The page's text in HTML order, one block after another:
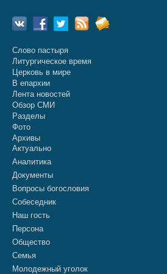
Слово пастыря
Литургическое время
Церковь в мире
В епархии
Лента новостей
Обзор СМИ
Разделы
Фото
Архивы
Актуально
Аналитика
Документы
Вопросы богословия
Собеседник
Наш гость
Персона
Общество
Семья
Молодежный уголок